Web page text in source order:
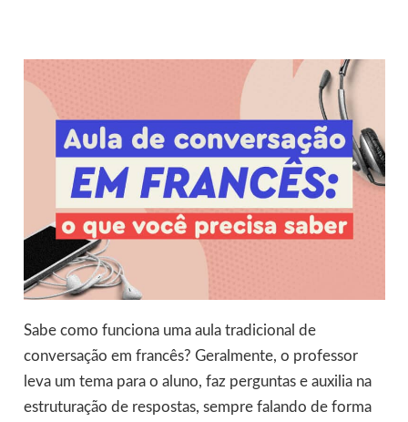
Sabe como funciona uma aula tradicional de
conversação em francês? Geralmente, o professor
leva um tema para o aluno, faz perguntas e auxilia na
estruturação de respostas, sempre falando de forma